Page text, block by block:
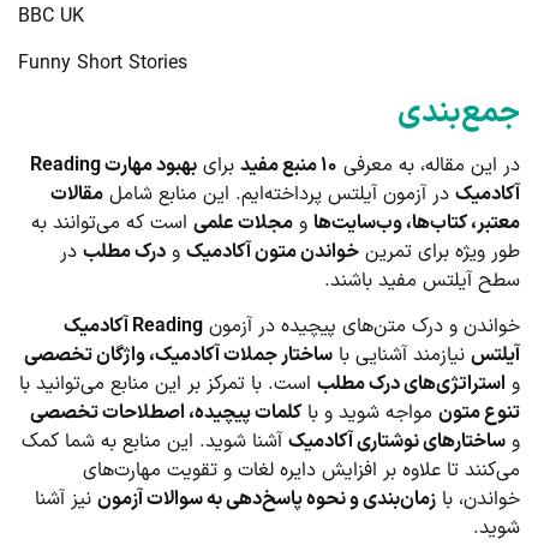
BBC UK
Funny Short Stories
جمع‌بندی
در این مقاله، به معرفی ۱۰ منبع مفید برای
بهبود مهارت Reading
آکادمیک در آزمون آیلتس پرداخته‌ایم. این منابع شامل مقالات
معتبر، کتاب‌ها، وب‌سایت‌ها و مجلات علمی است که می‌توانند به
طور ویژه برای تمرین خواندن متون آکادمیک و درک مطلب در
سطح آیلتس مفید باشند.
خواندن و درک متن‌های پیچیده در آزمون
Reading آکادمیک
آیلتس نیازمند آشنایی با ساختار جملات آکادمیک، واژگان تخصصی
و استراتژی‌های درک مطلب است. با تمرکز بر این منابع می‌توانید با
تنوع متون مواجه شوید و باکلمات پیچیده، اصطلاحات تخصصی
و ساختارهای نوشتاری آکادمیک آشنا شوید. این منابع به شما کمک
می‌کنند تا علاوه بر افزایش دایره لغات و تقویت مهارت‌های
خواندن، با زمان‌بندی و نحوه پاسخ‌دهی به سوالات آزمون نیز آشنا
شوید.